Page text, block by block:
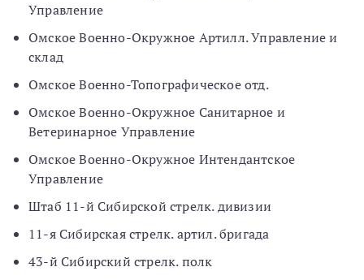
Управление
Омское Военно-Окружное Артилл. Управление и
склад
Омское Военно-Топографическое отд.
Омское Военно-Окружное Санитарное и
Ветеринарное Управление
Омское Военно-Окружное Интендантское
Управление
Штаб 11-й Сибирской стрелк. дивизии
11-я Сибирская стрелк. артил. бригада
43-й Сибирский стрелк. полк